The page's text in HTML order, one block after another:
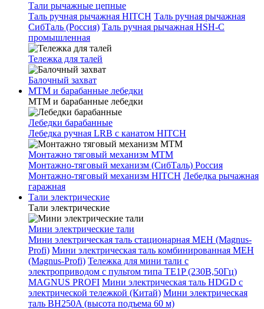
Тали рычажные цепные
Таль ручная рычажная HITCH Таль ручная рычажная
СибТаль (Россия) Таль ручная рычажная HSH-C
промышленная
Тележка для талей
Балочный захват
МТМ и барабанные лебедки
МТМ и барабанные лебедки
Лебедки барабанные
Лебедка ручная LRB с канатом HITCH
Монтажно тяговый механизм МТМ
Монтажно-тяговый механизм (СибТаль) Россия
Монтажно-тяговый механизм HITCH Лебедка рычажная
гаражная
Тали электрические
Тали электрические
Мини электрические тали
Мини электрическая таль стационарная МЕН (Magnus-
Profi) Мини электрическая таль комбинированная МЕН
(Magnus-Profi) Тележка для мини тали с
электроприводом с пультом типа TE1P (230В,50Гц)
MAGNUS PROFI Мини электрическая таль HDGD с
электрической тележкой (Китай) Мини электрическая
таль BH250A (высота подъема 60 м)